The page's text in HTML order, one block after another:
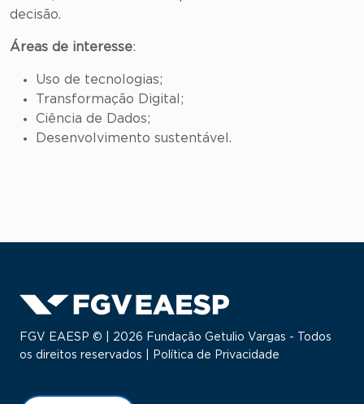
decisão.
Áreas de interesse:
Uso de tecnologias;
Transformação Digital;
Ciência de Dados;
Desenvolvimento sustentável.
FGV EAESP © | 2026 Fundação Getulio Vargas - Todos
os direitos reservados |
Política de Privacidade